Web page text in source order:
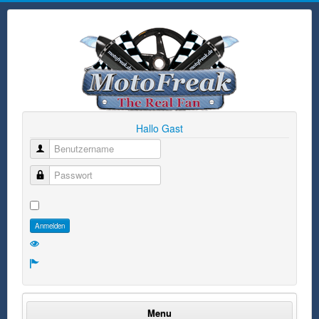
Hallo Gast
Benutzername
Passwort
Anmelden
Menu